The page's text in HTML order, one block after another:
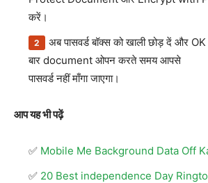
करें।
अब पासवर्ड बॉक्स को खाली छोड़ दें और
बार document ओपन करते समय आपसे
पासवर्ड नहीं माँगा जाएगा।
आप यह भी पढ़ें
Mobile Me Background Data Off
20 Best independence Day